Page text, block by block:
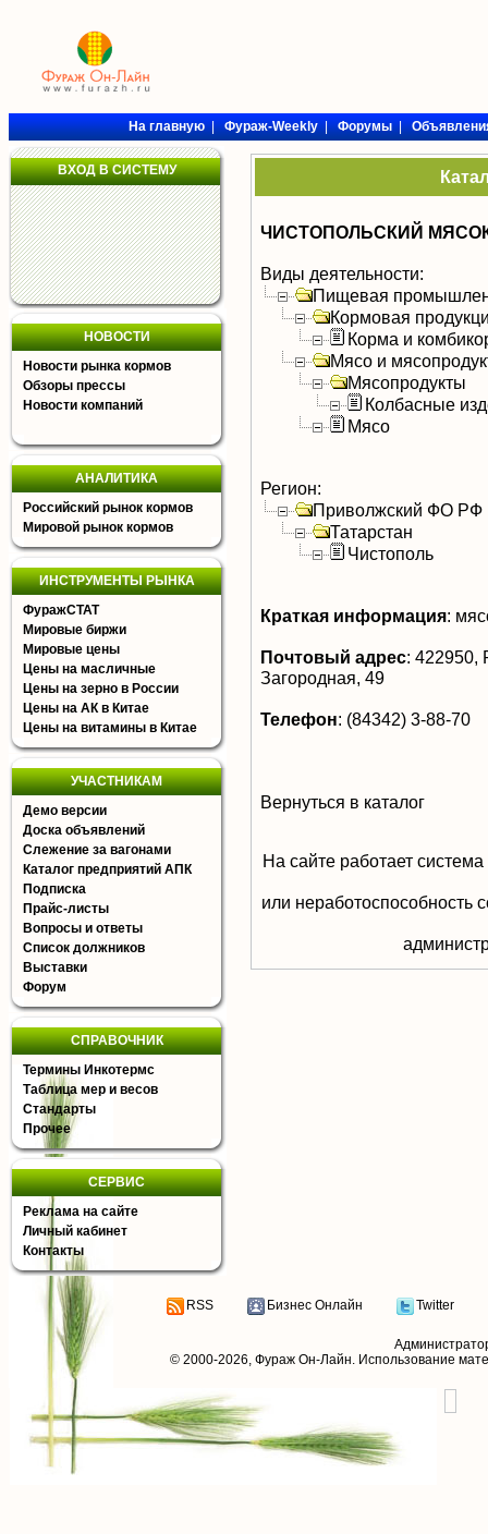
На главную|Фураж-Weekly|Форумы|
ВХОД В СИСТЕМУ
НОВОСТИ
Новости рынка кормов
Обзоры прессы
Новости компаний
АНАЛИТИКА
Российский рынок кормов
Мировой рынок кормов
ИНСТРУМЕНТЫ РЫНКА
ФуражСТАТ
Мировые биржи
Мировые цены
Цены на масличные
Цены на зерно в России
Цены на АК в Китае
Цены на витамины в Китае
УЧАСТНИКАМ
Демо версии
Доска объявлений
Слежение за вагонами
Каталог предприятий АПК
Подписка
Прайс-листы
Вопросы и ответы
Список должников
Выставки
Форум
СПРАВОЧНИК
Термины Инкотермс
Таблица мер и весов
Стандарты
Прочее
СЕРВИС
Реклама на сайте
Личный кабинет
Контакты
ЧИСТОПОЛЬСКИЙ
Виды деятельности:
Пищевая
Кормовая
Корма и
Мясо и
Мясопродукты
Колбасные
Мясо
Регион:
Приволжский ФО РФ
Татарстан
Чистополь
Краткая информация:
Почтовый адрес: 422950,
Загородная, 49
Телефон: (84342) 3-88-70
Вернуться в каталог
На сайте работает
или неработоспособность
RSS Бизнес Онлайн Twitter
© 2000-2026, Фураж Он-Лайн. Использование